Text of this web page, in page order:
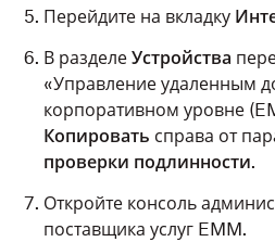
Перейдите на вкладку
В разделе Устройства
«Управление удаленным
корпоративном уровне
Копировать справа от
проверки подлинности.
Откройте консоль
поставщика услуг EMM.